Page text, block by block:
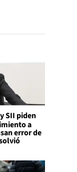
SII piden
a
error de